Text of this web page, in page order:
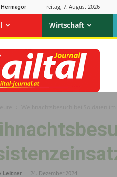
Hermagor Freitag, 7. August 2026
Wirtschaft
Leitner - 24. Dezember 2024